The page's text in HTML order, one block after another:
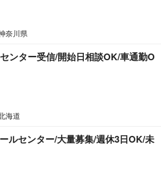
奈川県
ンター受信/開始日相談OK/車通勤O
海道
ルセンター/大量募集/週休3日OK/未